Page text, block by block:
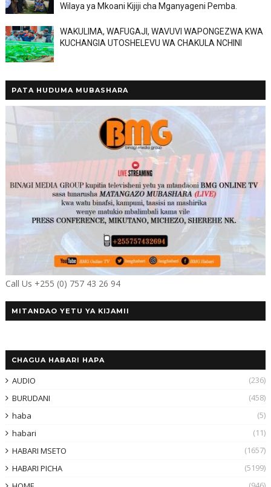
Wilaya ya Mkoani Kijiji cha Mganyageni Pemba.
WAKULIMA, WAFUGAJI, WAVUVI WAPONGEZWA KWA
KUCHANGIA UTOSHELEVU WA CHAKULA NCHINI
PATA HUDUMA MUBASHARA
Call Us +255 (0) 757 43 26 94
MITANDAO YETU YA KIJAMII
CHAGUA HABARI HAPA
AUDIO
(236)
BURUDANI
(458)
haba
(5)
habari
(11)
HABARI MSETO
(1657)
HABARI PICHA
(5199)